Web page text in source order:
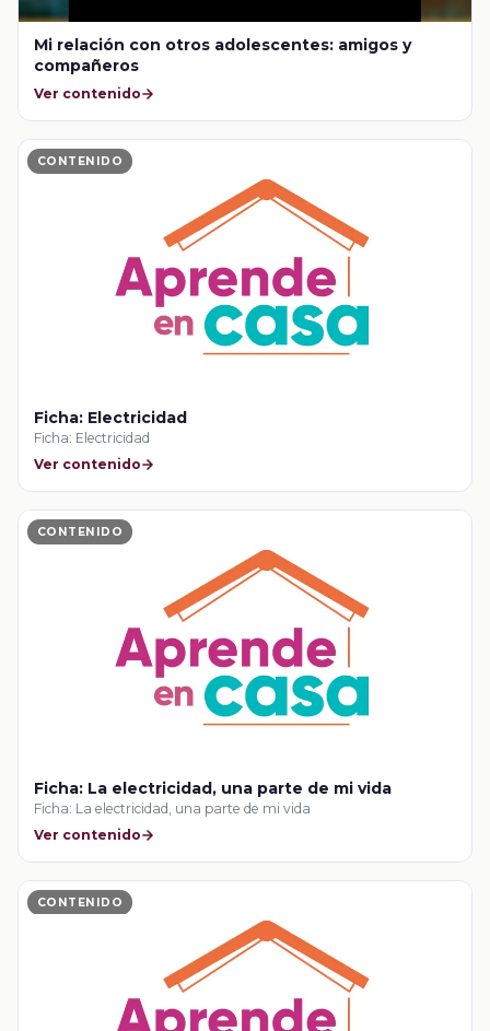
Mi relación con otros adolescentes: amigos y
compañeros
Ver contenido
CONTENIDO
Ficha: Electricidad
Ficha: Electricidad
Ver contenido
CONTENIDO
Ficha: La electricidad, una parte de mi vida
Ficha: La electricidad, una parte de mi vida
Ver contenido
CONTENIDO